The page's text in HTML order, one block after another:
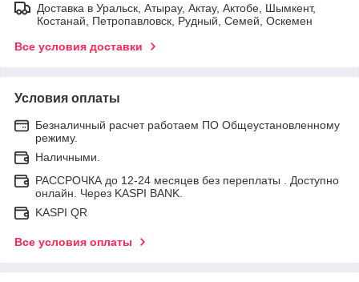
Доставка в Уральск, Атырау, Актау, Актобе, Шымкент,
Костанай, Петропавловск, Рудный, Семей, Оскемен
Все условия доставки
Условия оплаты
Безналичный расчет работаем ПО Общеустановленному
режиму.
Наличными.
РАССРОЧКА до 12-24 месяцев без переплаты . Доступно
онлайн. Через KASPI BANK.
KASPI QR
Все условия оплаты